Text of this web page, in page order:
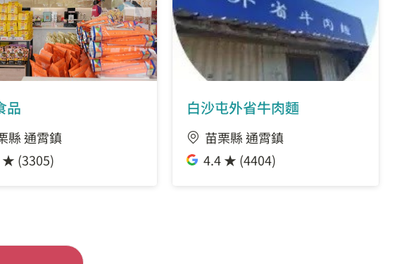
品
縣 通霄鎮
★ (3305)
白沙屯外省牛肉麵
苗栗縣 通霄鎮
4.4 ★ (4404)